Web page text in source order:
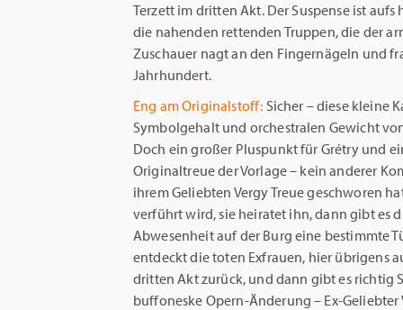
Terzett im dritten Akt. Der Suspense ist
die nahenden rettenden Truppen, die der
Zuschauer nagt an den Fingernägeln und
Jahrhundert.
Eng am Originalstoff: Sicher – diese kleine
Symbolgehalt und orchestralen Gewicht
Doch ein großer Pluspunkt für Grétry und
Originaltreue der Vorlage – kein anderer
ihrem Geliebten Vergy Treue geschworen
verführt wird, sie heiratet ihn, dann gibt es
Abwesenheit auf der Burg eine bestimmte
entdeckt die toten Exfrauen, hier übrigens
dritten Akt zurück, und dann gibt es richtig
buffoneske Opern-Änderung – Ex-